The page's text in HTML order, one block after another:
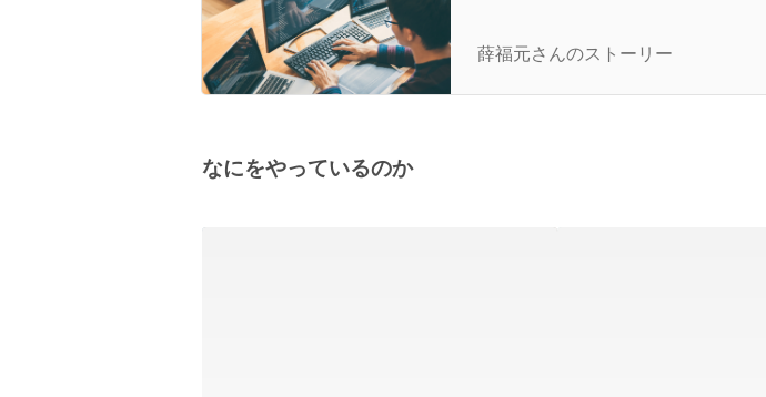
薛福元さんのストーリー
なにをやっているのか